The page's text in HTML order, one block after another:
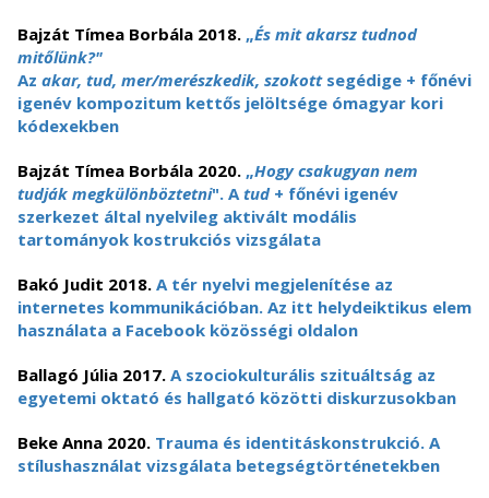
Bajzát Tímea Borbála 2018. „És mit akarsz tudnod
mitőlünk?"
Az akar, tud, mer/merészkedik, szokottsegédige + főnévi
igenév kompozitum kettős jelöltsége ómagyar kori
kódexekben
Bajzát Tímea Borbála 2020. „Hogy csakugyan nem
tudják megkülönböztetni". Atud + főnévi igenév
szerkezet által nyelvileg aktivált modális
tartományok kostrukciós vizsgálata
Bakó Judit 2018. A tér nyelvi megjelenítése az
internetes kommunikációban. Az itt helydeiktikus elem
használata a Facebook közösségi oldalon
Ballagó Júlia 2017. A szociokulturális szituáltság az
egyetemi oktató és hallgató közötti diskurzusokban
Beke Anna 2020. Trauma és identitáskonstrukció. A
stílushasználat vizsgálata betegségtörténetekben